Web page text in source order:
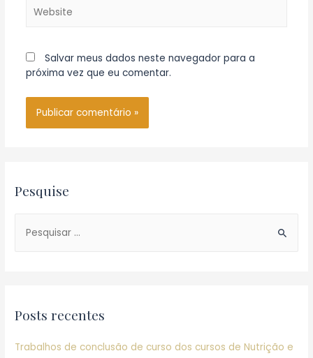
Salvar meus dados neste navegador para a
próxima vez que eu comentar.
Pesquise
i
a
Posts recentes
Trabalhos de conclusão de curso dos cursos de Nutrição e